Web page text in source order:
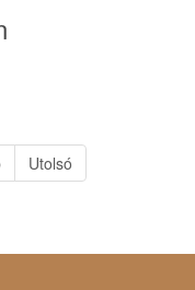
Utolsó